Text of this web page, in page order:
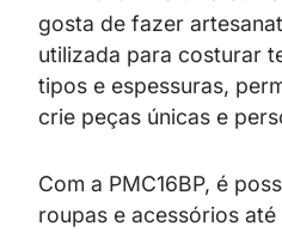
gosta de fazer
utilizada para costurar
tipos e espessuras,
crie peças únicas e
Com a PMC16BP, é
roupas e acessórios